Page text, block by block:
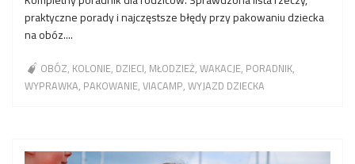
praktyczne porady i najczęstsze błędy przy pakowaniu dziecka
na obóz....
OBÓZ KOLONIE DZIECI MŁODZIEŻ WAKACJE PORADNIK
WYPRAWKA PAKOWANIE VIACAMP WYJAZD DZIECKA